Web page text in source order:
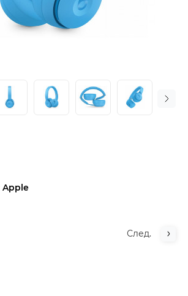
Apple
След.